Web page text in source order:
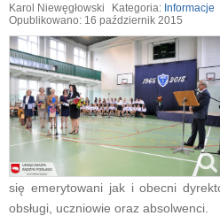
Karol Niewęgłowski Kategoria: Informacje
Opublikowano: 16 październik 2015
się emerytowani jak i obecni
obsługi, uczniowie oraz absolwenci.